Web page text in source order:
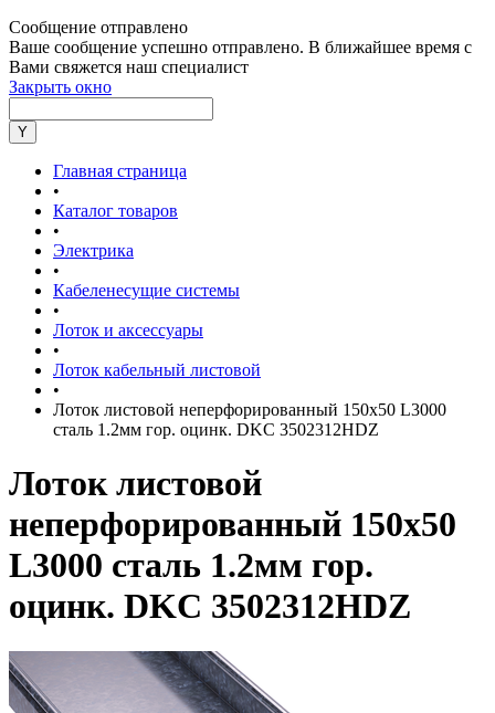
Сообщение отправлено
Ваше сообщение успешно отправлено. В ближайшее время с
Вами свяжется наш специалист
Закрыть окно
Главная страница
•
Каталог товаров
•
Электрика
•
Кабеленесущие системы
•
Лоток и аксессуары
•
Лоток кабельный листовой
•
Лоток листовой неперфорированный 150х50 L3000
сталь 1.2мм гор. оцинк. DKC 3502312HDZ
Лоток листовой
неперфорированный 150х50
L3000 сталь 1.2мм гор.
оцинк. DKC 3502312HDZ